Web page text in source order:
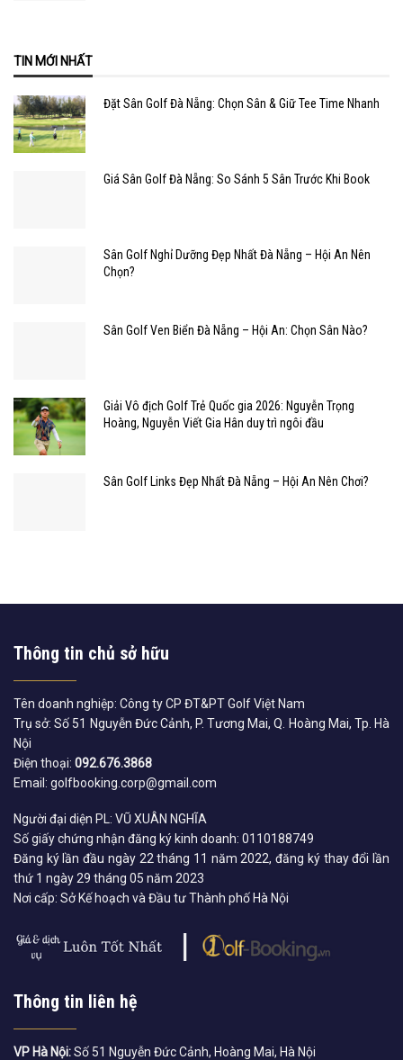
TIN MỚI NHẤT
Đặt Sân Golf Đà Nẵng: Chọn Sân & Giữ Tee Time Nhanh
Giá Sân Golf Đà Nẵng: So Sánh 5 Sân Trước Khi Book
Sân Golf Nghỉ Dưỡng Đẹp Nhất Đà Nẵng – Hội An Nên
Chọn?
Sân Golf Ven Biển Đà Nẵng – Hội An: Chọn Sân Nào?
Giải Vô địch Golf Trẻ Quốc gia 2026: Nguyễn Trọng
Hoàng, Nguyễn Viết Gia Hân duy trì ngôi đầu
Sân Golf Links Đẹp Nhất Đà Nẵng – Hội An Nên Chơi?
Thông tin chủ sở hữu
Tên doanh nghiệp: Công ty CP ĐT&PT Golf Việt Nam
Trụ sở: Số 51 Nguyễn Đức Cảnh, P. Tương Mai, Q. Hoàng Mai, Tp. Hà
Nội
Điện thoại: 092.676.3868
Email: golfbooking.corp@gmail.com
Người đại diện PL: VŨ XUÂN NGHĨA
Số giấy chứng nhận đăng ký kinh doanh: 0110188749
Đăng ký lần đầu ngày 22 tháng 11 năm 2022, đăng ký thay đổi lần
thứ 1 ngày 29 tháng 05 năm 2023
Nơi cấp: Sở Kế hoạch và Đầu tư Thành phố Hà Nội
Thông tin liên hệ
VP Hà Nội:Số 51 Nguyễn Đức Cảnh, Hoàng Mai, Hà Nội